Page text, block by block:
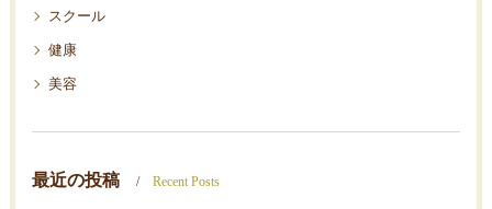
スクール
健康
美容
最近の投稿 Recent Posts